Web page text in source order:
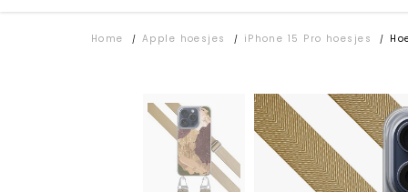
Home / Apple hoesjes / iPhone 15 Pro hoesjes /